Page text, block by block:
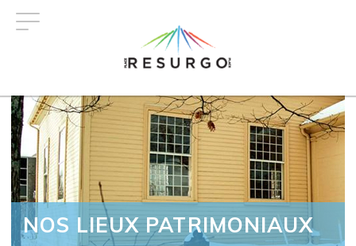
NOS LIEUX PATRIMONIAUX